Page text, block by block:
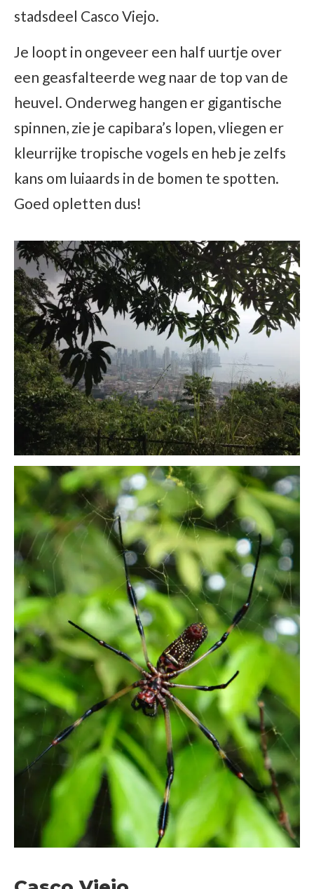
stadsdeel Casco Viejo.
Je loopt in ongeveer een half uurtje over
een geasfalteerde weg naar de top van de
heuvel. Onderweg hangen er gigantische
spinnen, zie je capibara’s lopen, vliegen er
kleurrijke tropische vogels en heb je zelfs
kans om luiaards in de bomen te spotten.
Goed opletten dus!